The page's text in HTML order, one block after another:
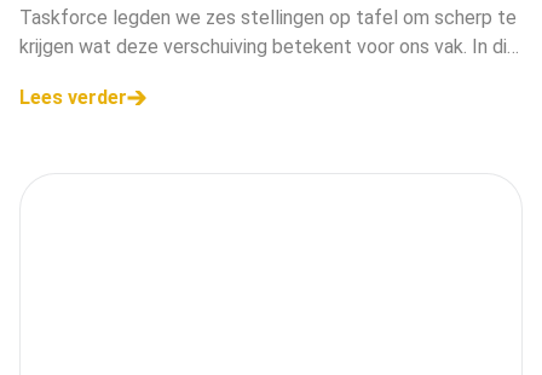
Taskforce legden we zes stellingen op tafel om scherp te
krijgen wat deze verschuiving betekent voor ons vak. In dit
Lees verder